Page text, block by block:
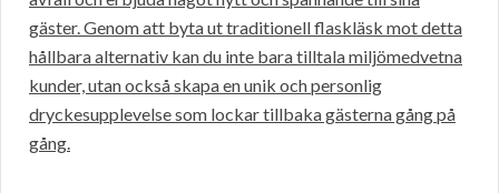
gäster. Genom att byta ut traditionell flaskläsk mot detta
hållbara alternativ kan du inte bara tilltala miljömedvetna
kunder, utan också skapa en unik och personlig
dryckesupplevelse som lockar tillbaka gästerna gång på
gång.